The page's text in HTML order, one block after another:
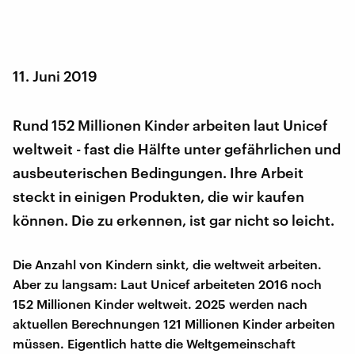
11. Juni 2019
Rund 152 Millionen Kinder arbeiten laut Unicef
weltweit - fast die Hälfte unter gefährlichen und
ausbeuterischen Bedingungen. Ihre Arbeit
steckt in einigen Produkten, die wir kaufen
können. Die zu erkennen, ist gar nicht so leicht.
Die Anzahl von Kindern sinkt, die weltweit arbeiten.
Aber zu langsam: Laut Unicef arbeiteten 2016 noch
152 Millionen Kinder weltweit. 2025 werden nach
aktuellen Berechnungen 121 Millionen Kinder arbeiten
müssen. Eigentlich hatte die Weltgemeinschaft